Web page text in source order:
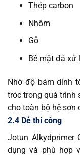
Thép carbon
Nhôm
Gỗ
Bề mặt đã xử
Nhờ độ bám dính
tróc trong quá trình
cho toàn bộ hệ sơn
2.4 Dễ thi công
Jotun Alkydprimer
dụng và phù hợp